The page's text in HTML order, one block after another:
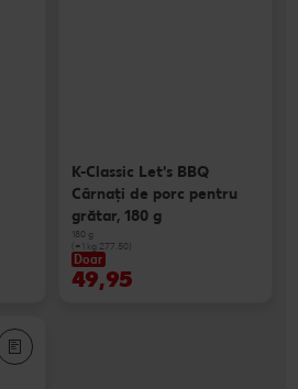
K-Classic Let's BBQ
Cârnaţi de porc pentru
grătar, 180 g
180 g
(=1 kg 277.50)
Doar
49,95